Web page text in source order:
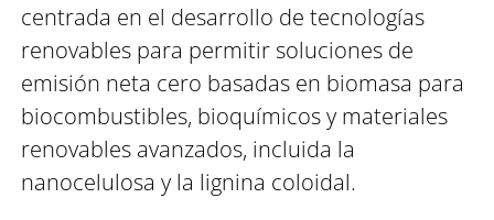
centrada en el desarrollo de tecnologías
renovables para permitir soluciones de
emisión neta cero basadas en biomasa para
biocombustibles, bioquímicos y materiales
renovables avanzados, incluida la
nanocelulosa y la lignina coloidal.